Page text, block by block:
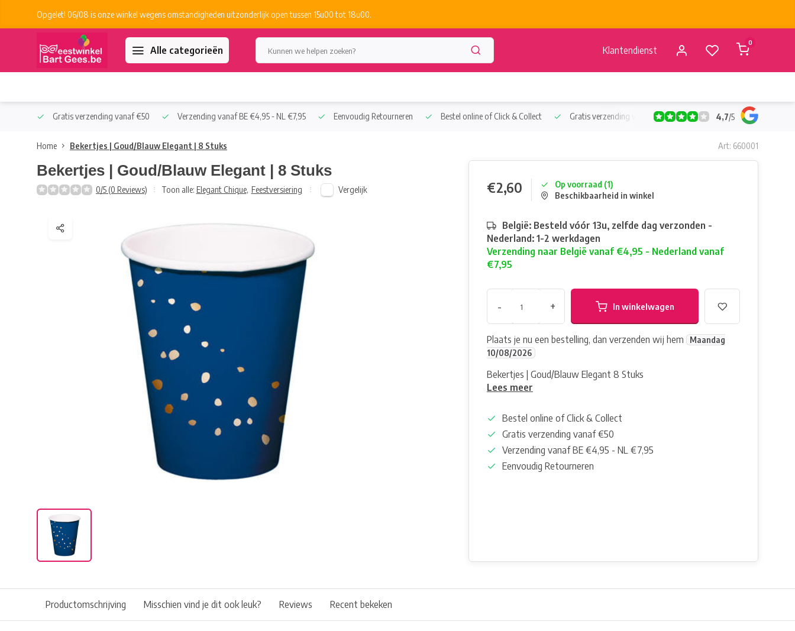
Opgelet! 06/08 is onze winkel wegens omstandigheden uitzonderlijk open tussen 15u00 tot 18u00.
Alle categorieën Klantendienst
0
Gratis verzending vanaf €50 Verzending vanaf BE €4,95 - NL €7,95 Eenvoudig Retourneren Bestel online of Click & Collect Gratis verzending vanaf €50 Verzending vanaf BE €4,95 -
4,7/5
Home Bekertjes | Goud/Blauw Elegant | 8 Stuks Art: 660001
Bekertjes | Goud/Blauw Elegant | 8 Stuks
0/5 (0 Reviews) Toon alle: Elegant Chique, Feestversiering Vergelijk €2,60
Op voorraad (1)
Beschikbaarheid in winkel
België: Besteld vóór 13u, zelfde dag verzonden -
Nederland: 1-2 werkdagen
Verzending naar België vanaf €4,95 - Nederland vanaf
€7,95
- + In winkelwagen
Plaats je nu een bestelling, dan verzenden wij hem
Maandag
10/08/2026
Bekertjes | Goud/Blauw Elegant 8 Stuks
Lees meer
Bestel online of Click & Collect
Gratis verzending vanaf €50
Verzending vanaf BE €4,95 - NL €7,95
Eenvoudig Retourneren
Productomschrijving Misschien vind je dit ook leuk? Reviews Recent bekeken